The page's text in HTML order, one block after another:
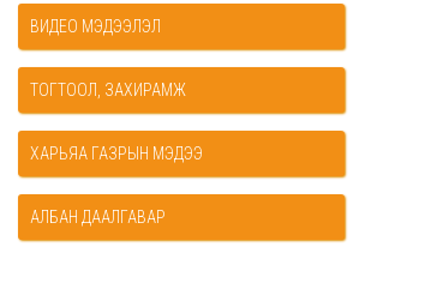
ВИДЕО МЭДЭЭЛЭЛ
ТОГТООЛ, ЗАХИРАМЖ
ХАРЬЯА ГАЗРЫН МЭДЭЭ
АЛБАН ДААЛГАВАР